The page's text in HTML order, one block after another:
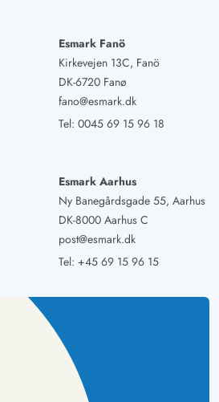
Esmark Fanö
Kirkevejen 13C, Fanö
DK-6720 Fanø
fano@esmark.dk
Tel: 0045 69 15 96 18
Esmark Aarhus
Ny Banegårdsgade 55, Aarhus
DK-8000 Aarhus C
post@esmark.dk
Tel: +45 69 15 96 15